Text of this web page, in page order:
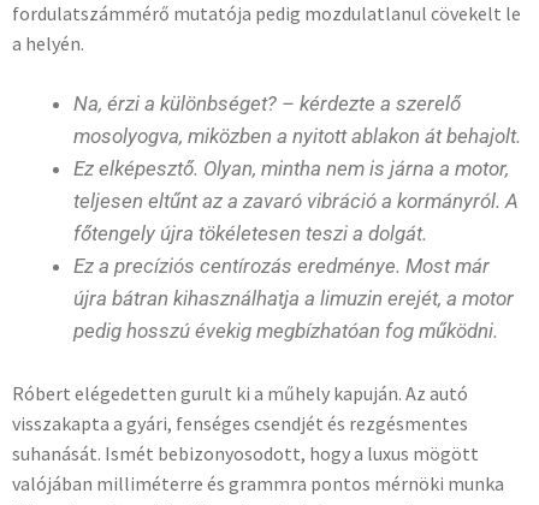
fordulatszámmérő mutatója pedig mozdulatlanul cövekelt le
a helyén.
Na, érzi a különbséget? – kérdezte a szerelő
mosolyogva, miközben a nyitott ablakon át behajolt.
Ez elképesztő. Olyan, mintha nem is járna a motor,
teljesen eltűnt az a zavaró vibráció a kormányról. A
főtengely újra tökéletesen teszi a dolgát.
Ez a precíziós centírozás eredménye. Most már
újra bátran kihasználhatja a limuzin erejét, a motor
pedig hosszú évekig megbízhatóan fog működni.
Róbert elégedetten gurult ki a műhely kapuján. Az autó
visszakapta a gyári, fenséges csendjét és rezgésmentes
suhanását. Ismét bebizonyosodott, hogy a luxus mögött
valójában milliméterre és grammra pontos mérnöki munka